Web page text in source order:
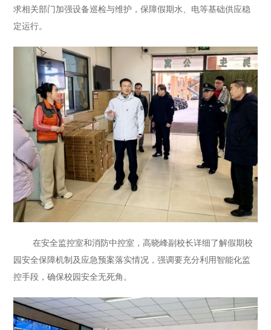
求相关部门加强设备巡检与维护，保障假期水、电等基础供应稳
定运行。
在安全监控室和消防中控室，高晓峰副校长详细了解假期校
园安全保障机制及应急预案落实情况，强调要充分利用智能化监
控手段，确保校园安全无死角。